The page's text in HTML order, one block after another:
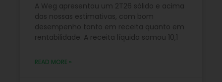
A Weg apresentou um 2T26 sólido e acima
das nossas estimativas, com bom
desempenho tanto em receita quanto em
rentabilidade. A receita líquida somou 10,1
READ MORE »